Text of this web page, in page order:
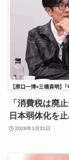
「消費税は廃
日本弱体化を
2026年1月31日